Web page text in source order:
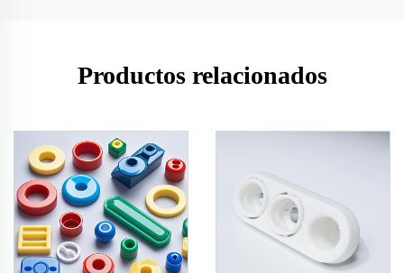
Productos relacionados